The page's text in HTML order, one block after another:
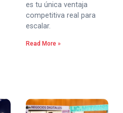
es tu única ventaja
competitiva real para
escalar.
Read More »